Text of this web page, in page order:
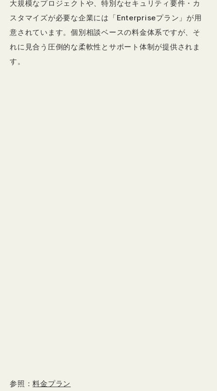
大規模なプロジェクトや、特別なセキュリティ要件・カ
スタマイズが必要な企業には「Enterpriseプラン」が用
意されています。個別相談ベースの料金体系ですが、そ
れに見合う圧倒的な柔軟性とサポート体制が提供されま
す。
参照：料金プラン